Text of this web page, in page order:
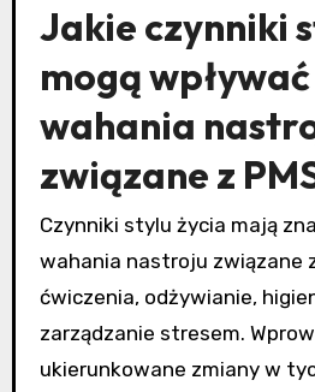
Jakie czynniki
mogą
wahania
związane z
Czynniki stylu życia mają
wahania nastroju związane
ćwiczenia, odżywianie,
zarządzanie stresem.
ukierunkowane zmiany w